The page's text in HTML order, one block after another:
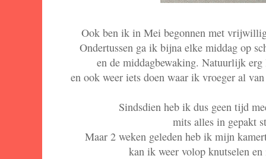
Ook ben ik in Mei begonnen met
Ondertussen ga ik bijna elke middag op
en de middagbewaking. Natuurlijk
en ook weer iets doen waar ik vroeger al
Sindsdien heb ik dus geen tijd
mits alles in gepakt
Maar 2 weken geleden heb ik mijn
kan ik weer volop knutselen